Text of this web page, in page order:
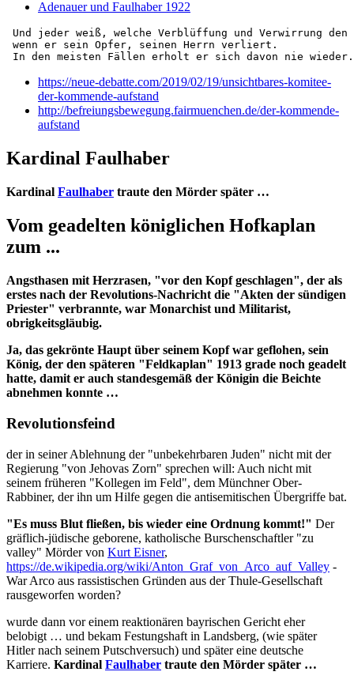
Adenauer und Faulhaber 1922
Und jeder weiß, welche Verblüffung und Verwirrung
wenn er sein Opfer, seinen Herrn verliert.
In den meisten Fällen erholt er sich davon nie wieder.
https://neue-debatte.com/2019/02/19/unsichtbares-komitee-
der-kommende-aufstand
http://befreiungsbewegung.fairmuenchen.de/der-kommende-
aufstand
Kardinal Faulhaber
Kardinal Faulhaber traute den Mörder später …
Vom geadelten königlichen Hofkaplan
zum ...
Angsthasen mit Herzrasen, "vor den Kopf geschlagen", der als
erstes nach der Revolutions-Nachricht die "Akten der sündigen
Priester" verbrannte, war Monarchist und Militarist,
obrigkeitsgläubig.
Ja, das gekrönte Haupt über seinem Kopf war geflohen, sein
König, der den späteren "Feldkaplan" 1913 grade noch geadelt
hatte, damit er auch standesgemäß der Königin die Beichte
abnehmen konnte …
Revolutionsfeind
der in seiner Ablehnung der "unbekehrbaren Juden" nicht mit der
Regierung "von Jehovas Zorn" sprechen will: Auch nicht mit
seinem früheren "Kollegen im Feld", dem Münchner Ober-
Rabbiner, der ihn um Hilfe gegen die antisemitischen Übergriffe bat.
"Es muss Blut fließen, bis wieder eine Ordnung kommt!" Der
gräflich-jüdische geborene, katholische Burschenschaftler "zu
valley" Mörder von Kurt Eisner,
https://de.wikipedia.org/wiki/Anton_Graf_von_Arco_auf_Valley -
War Arco aus rassistischen Gründen aus der Thule-Gesellschaft
rausgeworfen worden?
wurde dann vor einem reaktionären bayrischen Gericht eher
belobigt … und bekam Festungshaft in Landsberg, (wie später
Hitler nach seinem Putschversuch) und später eine deutsche
Karriere. Kardinal Faulhaber traute den Mörder später …